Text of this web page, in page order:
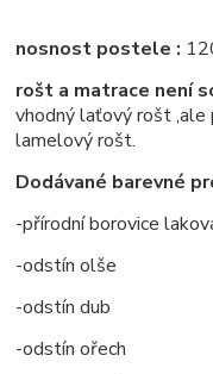
nosnost postele :
rošt a matrace není
vhodný laťový rošt ,ale
lamelový rošt.
Dodávané barevné
-přírodní borovice
-odstín olše
-odstín dub
-odstín ořech